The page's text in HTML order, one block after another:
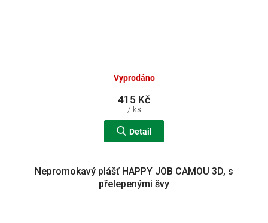
Vyprodáno
415 Kč
/ ks
Detail
Nepromokavý plášť HAPPY JOB CAMOU 3D, s
přelepenými švy